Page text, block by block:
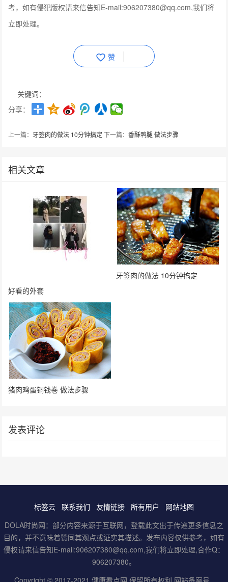
考，如有侵犯版权请来信告知E-mail:906207380@qq.com,我们将
立即处理。
赞
关键词：
分享：
上一篇： 牙签肉的做法 10分钟搞定 下一篇：香酥鸭腿 做法步骤
相关文章
好看的外套
牙签肉的做法 10分钟搞定
猪肉鸡蛋铜钱卷 做法步骤
发表评论
标签云 联系我们 友情链接 所有用户
网站地图
DOLA时尚网：部分内容来源于互联网，登载此文出于传递更多信息之
目的，并不意味着赞同其观点或证实其描述。发布内容仅供参考，如有
侵权请来信告知E-mail:906207380@qq.com,我们将立即处理,合作Q：
906207380。
Copyright © 2017-2021 健康看点网 .保留所有权利 网站备案号